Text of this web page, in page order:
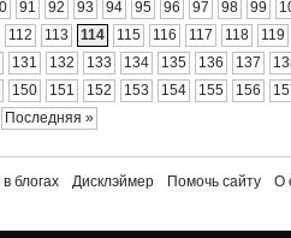
91 92 93 94 95 96 97 98 99
112 113 114 115 116 117 118
119
131 132 133 134 135 136 137
150 151 152 153 154 155 156
Последняя »
блогах Дисклэймер Помочь сайту О